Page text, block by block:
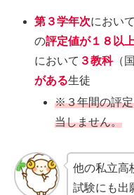
第３学年次において
の評定値が１８以上
において ３教科（
がある生徒
※３年間の評定
当しません。
他の私立高
試験にも出